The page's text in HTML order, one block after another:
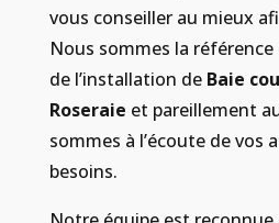
vous conseiller au mieux
Nous sommes la
de l’installation de Baie
Roseraie et pareillement
sommes à l’écoute de vos
besoins.